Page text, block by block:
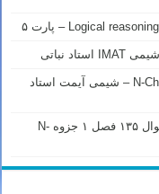
آیمت ایتالیا – پاسخ سوال ۲۴۳ فصل ۲ جزوه N-Chem – شیمی آیمت استاد
Subatomic particles – valence electrons – سوال ۱۳۵ فصل ۱ جزوه N-